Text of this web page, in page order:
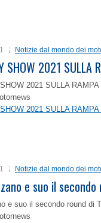
Notizie dal mondo dei
SHOW 2021 SULLA
2021 SULLA
2021 SULLA
Notizie dal mondo dei
e suo il
e suo il secondo round di